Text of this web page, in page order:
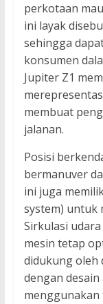
perkotaan
ini layak
sehingga
konsumen
Jupiter Z1
membuat
jalanan.
Posisi
bermanuver
ini juga
system) untuk
Sirkulasi
mesin tetap
didukung oleh
dengan desain